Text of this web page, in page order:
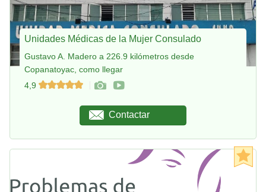
Unidades Médicas de la Mujer Consulado
Gustavo A. Madero a 226.9 kilómetros desde
Copanatoyac, como llegar
4,9
Contactar